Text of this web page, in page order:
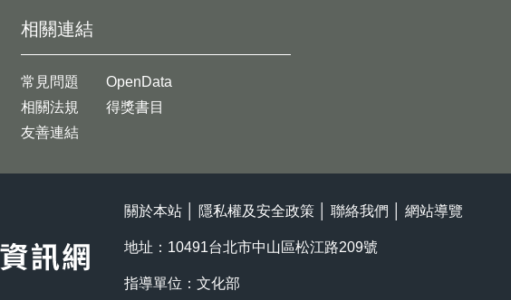
相關連結
常見問題
相關法規
友善連結
OpenData
得獎書目
關於本站 隱私權及安全政策 聯絡我們 網站導覽
地址：10491台北市中山區松江路209號
指導單位：文化部